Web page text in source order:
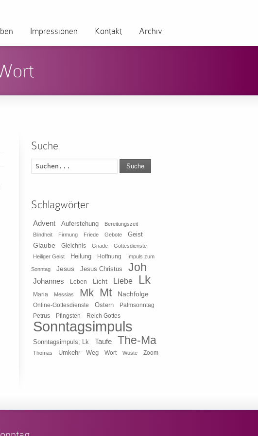
Impressionen Kontakt Archiv
Suche
Suche
Schlagwörter
Advent Auferstehung
Bereitungszeit
Blindheit
Firmung Friede Gebote Geist
Glaube Gleichnis Gnade
Gottesdienste
Heiliger Geist
Heilung Hoffnung Impuls zum
Sonntag Jesus Jesus Christus Joh
Johannes Leben Licht Liebe Lk
Maria Messias Mk Mt Nachfolge
Online-Gottesdienste Ostern
Palmsonntag
Petrus
Pfingsten Reich Gottes
Sonntagsimpuls
Sonntagsimpuls; Lk Taufe The-Ma
Thomas Umkehr Weg Wort Wüste Zoom